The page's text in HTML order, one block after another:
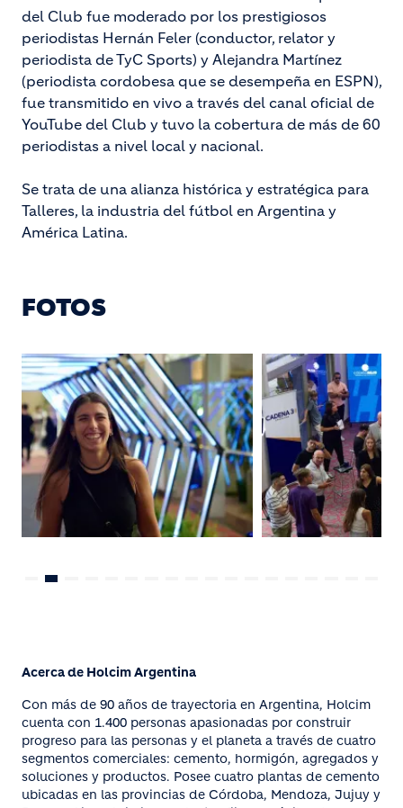
del Club fue moderado por los prestigiosos
periodistas Hernán Feler (conductor, relator y
periodista de TyC Sports) y Alejandra Martínez
(periodista cordobesa que se desempeña en ESPN),
fue transmitido en vivo a través del canal oficial de
YouTube del Club y tuvo la cobertura de más de 60
periodistas a nivel local y nacional.
Se trata de una alianza histórica y estratégica para
Talleres, la industria del fútbol en Argentina y
América Latina.
FOTOS
Acerca de Holcim Argentina
Con más de 90 años de trayectoria en Argentina, Holcim
cuenta con 1.400 personas apasionadas por construir
progreso para las personas y el planeta a través de cuatro
segmentos comerciales: cemento, hormigón, agregados y
soluciones y productos. Posee cuatro plantas de cemento
ubicadas en las provincias de Córdoba, Mendoza, Jujuy y